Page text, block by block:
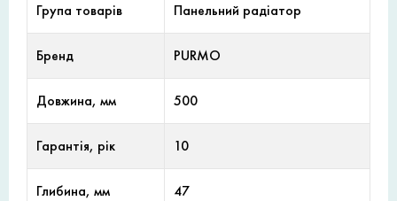
Група товарів Панельний радіатор
Бренд PURMO
Довжина, мм 500
Гарантія, рік 10
Глибина, мм 47